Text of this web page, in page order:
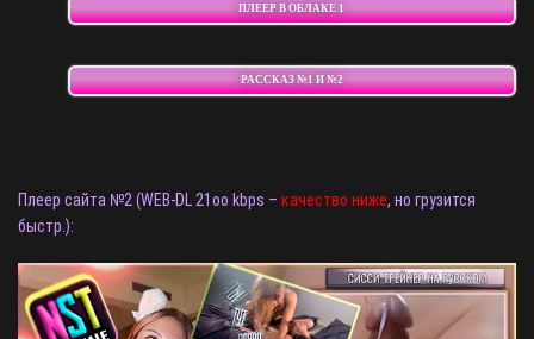
ПЛЕЕР В ОБЛАКЕ 1
РАССКАЗ №1 И №2
Плеер сайта №2 (WEB-DL 21oo kbps – качество ниже, но грузится
быстр.):